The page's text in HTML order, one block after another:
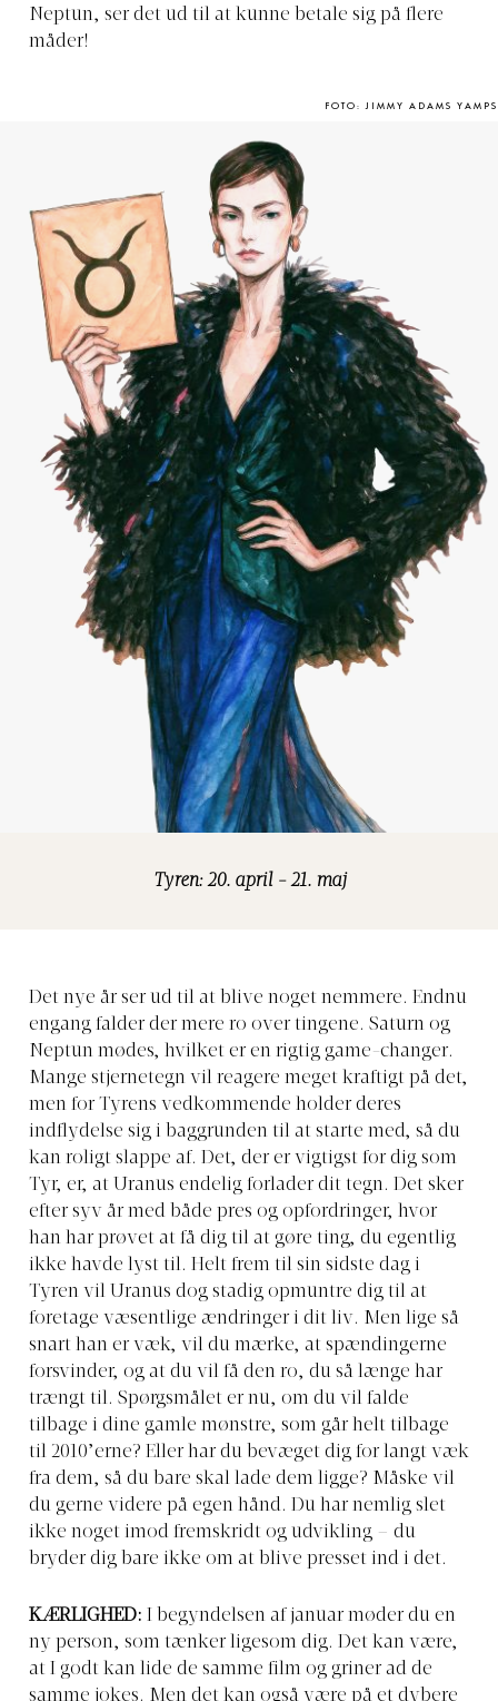
Neptun, ser det ud til at kunne betale sig på flere
måder!
FOTO: JIMMY ADAMS YAMPS
Tyren: 20. april - 21. maj
Det nye år ser ud til at blive noget nemmere. Endnu
engang falder der mere ro over tingene. Saturn og
Neptun mødes, hvilket er en rigtig game-changer.
Mange stjernetegn vil reagere meget kraftigt på det,
men for Tyrens vedkommende holder deres
indflydelse sig i baggrunden til at starte med, så du
kan roligt slappe af. Det, der er vigtigst for dig som
Tyr, er, at Uranus endelig forlader dit tegn. Det sker
efter syv år med både pres og opfordringer, hvor
han har prøvet at få dig til at gøre ting, du egentlig
ikke havde lyst til. Helt frem til sin sidste dag i
Tyren vil Uranus dog stadig opmuntre dig til at
foretage væsentlige ændringer i dit liv. Men lige så
snart han er væk, vil du mærke, at spændingerne
forsvinder, og at du vil få den ro, du så længe har
trængt til. Spørgsmålet er nu, om du vil falde
tilbage i dine gamle mønstre, som går helt tilbage
til 2010’erne? Eller har du bevæget dig for langt væk
fra dem, så du bare skal lade dem ligge? Måske vil
du gerne videre på egen hånd. Du har nemlig slet
ikke noget imod fremskridt og udvikling – du
bryder dig bare ikke om at blive presset ind i det.
KÆRLIGHED: I begyndelsen af januar møder du en
ny person, som tænker ligesom dig. Det kan være,
at I godt kan lide de samme film og griner ad de
samme jokes. Men det kan også være på et dybere